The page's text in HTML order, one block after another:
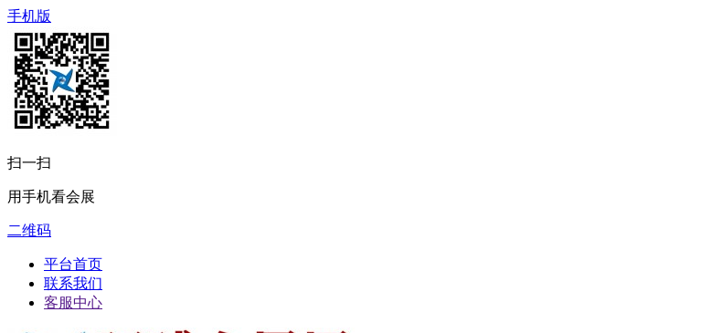
手机版
扫一扫
用手机看会展
二维码
平台首页
联系我们
客服中心